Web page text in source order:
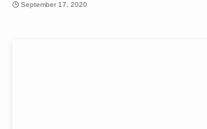
September 17, 2020